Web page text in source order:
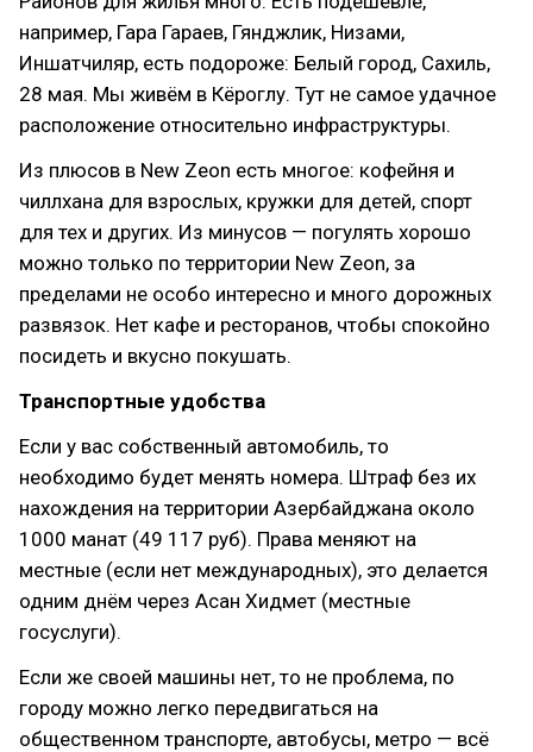
например, Гара Гараев, Гянджлик, Низами,
Иншатчиляр, есть подороже: Белый город, Сахиль,
28 мая. Мы живём в Кёроглу. Тут не самое удачное
расположение относительно инфраструктуры.
Из плюсов в New Zeon есть многое: кофейня и
чиллхана для взрослых, кружки для детей, спорт
для тех и других. Из минусов — погулять хорошо
можно только по территории New Zeon, за
пределами не особо интересно и много дорожных
развязок. Нет кафе и ресторанов, чтобы спокойно
посидеть и вкусно покушать.
Транспортные удобства
Если у вас собственный автомобиль, то
необходимо будет менять номера. Штраф без их
нахождения на территории Азербайджана около
1000 манат (49 117 руб). Права меняют на
местные (если нет международных), это делается
одним днём через Асан Хидмет (местные
госуслуги).
Если же своей машины нет, то не проблема, по
городу можно легко передвигаться на
общественном транспорте, автобусы, метро — всё